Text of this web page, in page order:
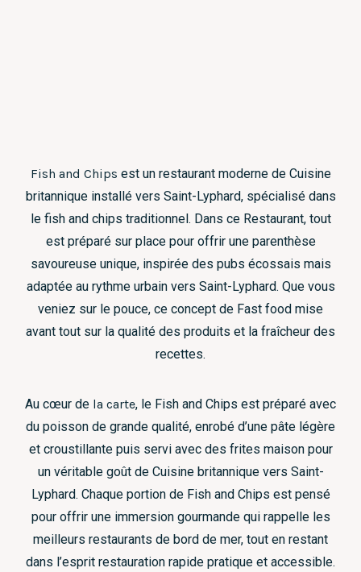
Fish and Chips est un restaurant moderne de Cuisine
britannique installé vers Saint-Lyphard, spécialisé dans
le fish and chips traditionnel. Dans ce Restaurant, tout
est préparé sur place pour offrir une parenthèse
savoureuse unique, inspirée des pubs écossais mais
adaptée au rythme urbain vers Saint-Lyphard. Que vous
veniez sur le pouce, ce concept de Fast food mise
avant tout sur la qualité des produits et la fraîcheur des
recettes.
Au cœur de la carte, le Fish and Chips est préparé avec
du poisson de grande qualité, enrobé d’une pâte légère
et croustillante puis servi avec des frites maison pour
un véritable goût de Cuisine britannique vers Saint-
Lyphard. Chaque portion de Fish and Chips est pensé
pour offrir une immersion gourmande qui rappelle les
meilleurs restaurants de bord de mer, tout en restant
dans l’esprit restauration rapide pratique et accessible.